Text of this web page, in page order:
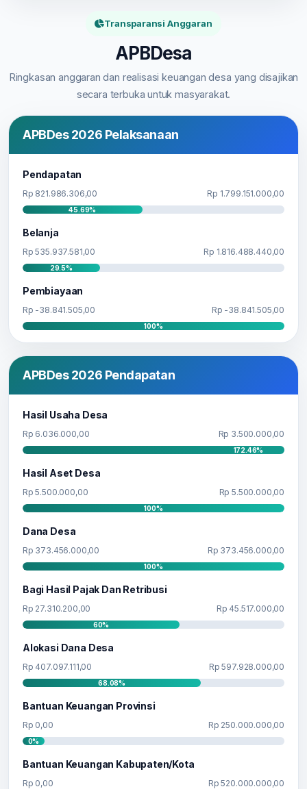
The chart has 1 Y axis displaying values. Range: -50000000
Transparansi Anggaran
APBDesa
Ringkasan anggaran dan realisasi keuangan desa yang disajikan
secara terbuka untuk masyarakat.
APBDes 2026 Pelaksanaan
Pendapatan
Rp 821.986.306,00 Rp 1.799.151.000,00
45.69%
Belanja
Rp 535.937.581,00 Rp 1.816.488.440,00
29.5%
Pembiayaan
Rp -38.841.505,00 Rp -38.841.505,00
100%
APBDes 2026 Pendapatan
Hasil Usaha Desa
Rp 6.036.000,00 Rp 3.500.000,00
172.46%
Hasil Aset Desa
Rp 5.500.000,00 Rp 5.500.000,00
100%
Dana Desa
Rp 373.456.000,00 Rp 373.456.000,00
100%
Bagi Hasil Pajak Dan Retribusi
Rp 27.310.200,00 Rp 45.517.000,00
60%
Alokasi Dana Desa
Rp 407.097.111,00 Rp 597.928.000,00
68.08%
Bantuan Keuangan Provinsi
Rp 0,00 Rp 250.000.000,00
0%
Bantuan Keuangan Kabupaten/Kota
Rp 0,00 Rp 520.000.000,00